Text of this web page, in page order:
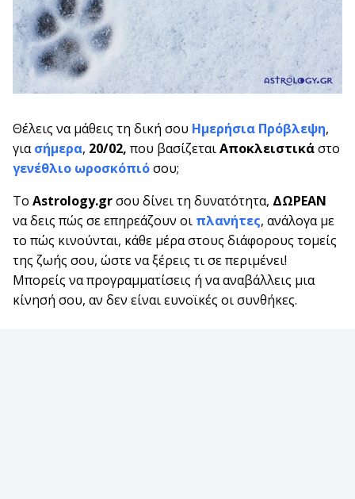
Θέλεις να μάθεις τη δική σου Ημερήσια Πρόβλεψη,
γιασήμερα, 20/02, που βασίζεταιΑποκλειστικάστο
γενέθλιο ωροσκόπιόσου;
Το Astrology.grσου δίνει τη δυνατότητα, ΔΩΡΕΑΝ
να δεις πώς σε επηρεάζουν οι πλανήτες, ανάλογα με
το πώς κινούνται, κάθε μέρα στους διάφορους τομείς
της ζωής σου, ώστε να ξέρεις τι σε περιμένει!
Μπορείς να προγραμματίσεις ή να αναβάλλεις μια
κίνησή σου, αν δεν είναι ευνοϊκές οι συνθήκες.